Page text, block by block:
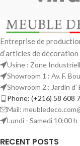
Entreprise de
d’articles de décoration
Usine : Zone
Showroom 1 : Av. F.
Showroom 2 : Jardin
Phone: (+216) 58 608
Mail:
Lundi - Samedi 10:00 h
RECENT POSTS